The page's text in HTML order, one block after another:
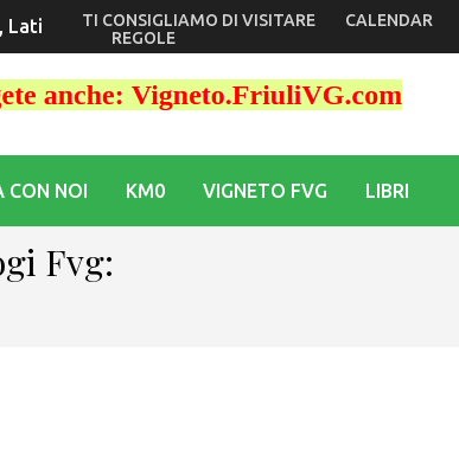
con gli artisti di strada
TI CONSIGLIAMO DI VISITARE CALENDAR
REGOLE
CON NOI KM0 VIGNETO FVG LIBRI
Fvg: